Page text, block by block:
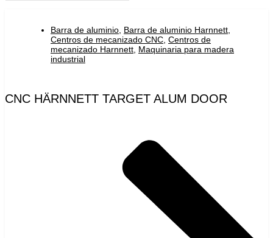
Barra de aluminio Barra de aluminio Harnnett
Centros de mecanizado CNC Centros de
mecanizado Harnnett Maquinaria para madera
industrial
CNC HÄRNNETT TARGET ALUM DOOR